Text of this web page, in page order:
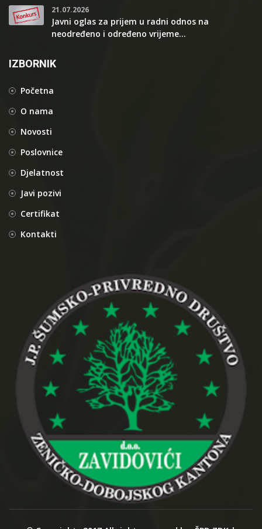
21.07.2026
Javni oglas za prijem u radni odnos na
neodređeno i određeno vrijeme...
IZBORNIK
Početna
O nama
Novosti
Poslovnice
Djelatnost
Javi pozivi
Certifikat
Kontakti